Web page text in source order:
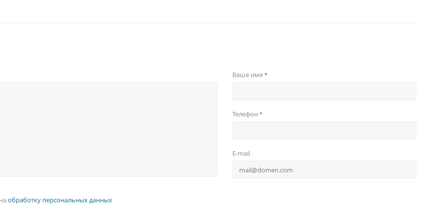
Ваше имя *
Телефон *
E-mail
обработку персональных данных